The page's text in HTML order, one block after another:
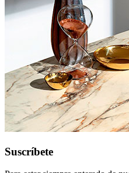
Suscríbete